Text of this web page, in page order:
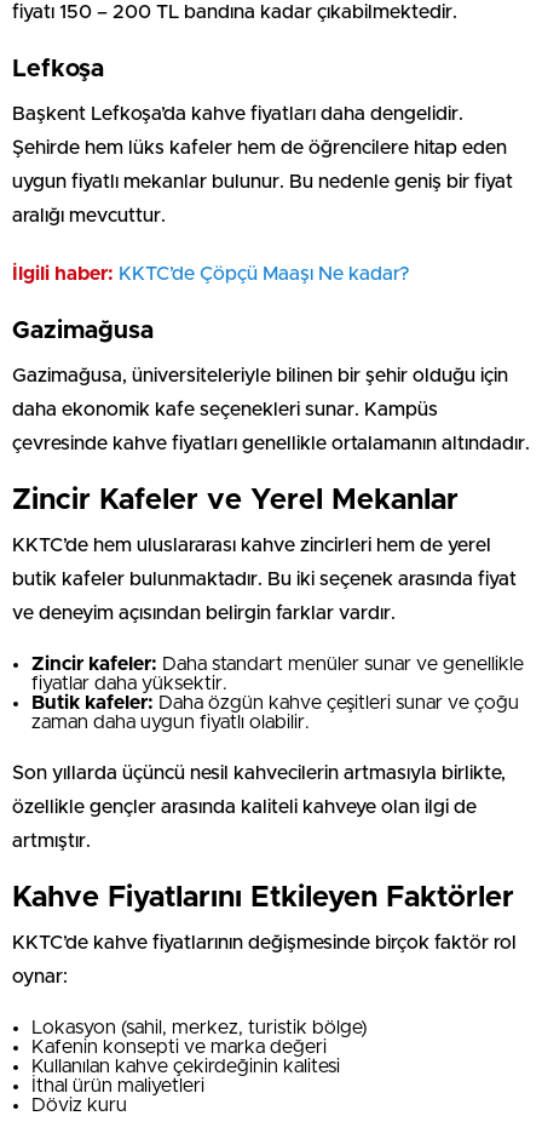
fiyatı 150 – 200 TL bandına kadar çıkabilmektedir.
Lefkoşa
Başkent Lefkoşa’da kahve fiyatları daha dengelidir.
Şehirde hem lüks kafeler hem de öğrencilere hitap eden
uygun fiyatlı mekanlar bulunur. Bu nedenle geniş bir fiyat
aralığı mevcuttur.
İlgili haber: ⁠KKTC’de Çöpçü Maaşı Ne kadar?
Gazimağusa
Gazimağusa, üniversiteleriyle bilinen bir şehir olduğu için
daha ekonomik kafe seçenekleri sunar. Kampüs
çevresinde kahve fiyatları genellikle ortalamanın altındadır.
Zincir Kafeler ve Yerel Mekanlar
KKTC’de hem uluslararası kahve zincirleri hem de yerel
butik kafeler bulunmaktadır. Bu iki seçenek arasında fiyat
ve deneyim açısından belirgin farklar vardır.
Zincir kafeler: Daha standart menüler sunar ve genellikle
fiyatlar daha yüksektir.
Butik kafeler: Daha özgün kahve çeşitleri sunar ve çoğu
zaman daha uygun fiyatlı olabilir.
Son yıllarda üçüncü nesil kahvecilerin artmasıyla birlikte,
özellikle gençler arasında kaliteli kahveye olan ilgi de
artmıştır.
Kahve Fiyatlarını Etkileyen Faktörler
KKTC’de kahve fiyatlarının değişmesinde birçok faktör rol
oynar:
Lokasyon (sahil, merkez, turistik bölge)
Kafenin konsepti ve marka değeri
Kullanılan kahve çekirdeğinin kalitesi
İthal ürün maliyetleri
Döviz kuru